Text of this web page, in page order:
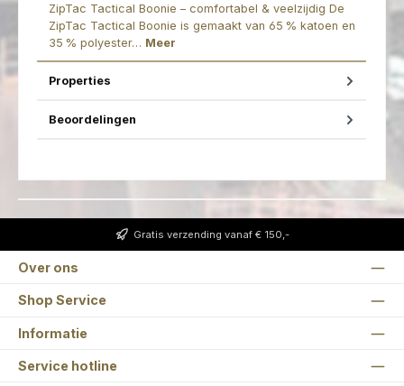
ZipTac Tactical Boonie – comfortabel & veelzijdig De
ZipTac Tactical Boonie is gemaakt van 65 % katoen en
35 % polyester… Meer
Properties
Beoordelingen
Gratis verzending vanaf € 150,-
Over ons
Shop Service
Informatie
Service hotline